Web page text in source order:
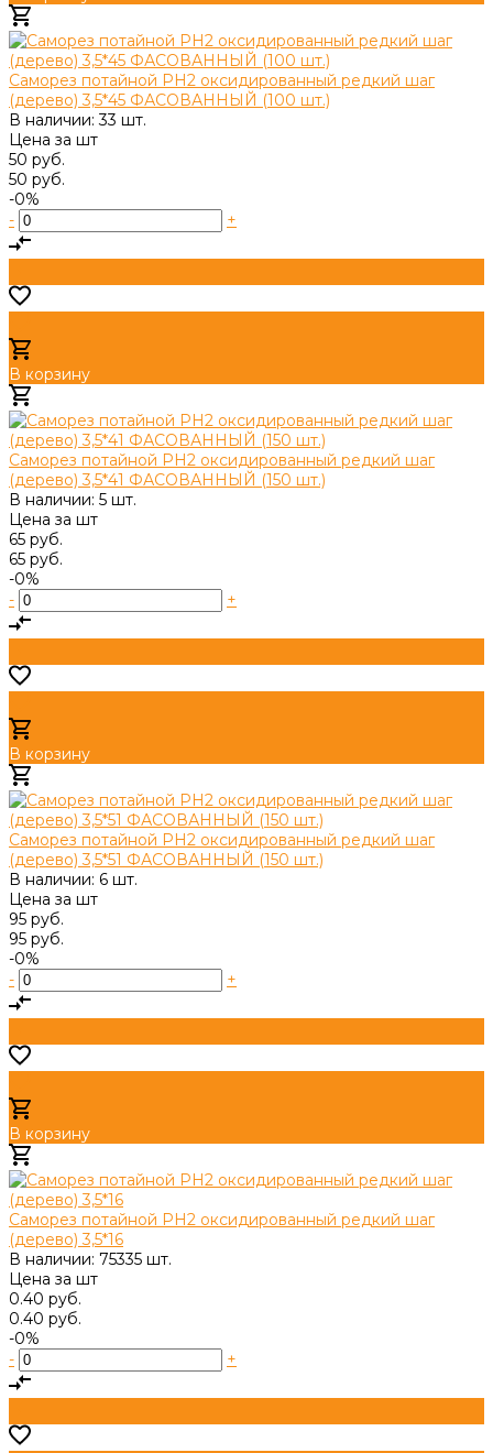
Саморез потайной PH2 оксидированный редкий шаг
(дерево) 3,5*45 ФАСОВАННЫЙ (100 шт.)
В наличии: 33 шт.
Цена за шт
50 руб.
50 руб.
-0%
-
+
В корзину
Саморез потайной PH2 оксидированный редкий шаг
(дерево) 3,5*41 ФАСОВАННЫЙ (150 шт.)
В наличии: 5 шт.
Цена за шт
65 руб.
65 руб.
-0%
-
+
В корзину
Саморез потайной PH2 оксидированный редкий шаг
(дерево) 3,5*51 ФАСОВАННЫЙ (150 шт.)
В наличии: 6 шт.
Цена за шт
95 руб.
95 руб.
-0%
-
+
В корзину
Саморез потайной PH2 оксидированный редкий шаг
(дерево) 3,5*16
В наличии: 75335 шт.
Цена за шт
0.40 руб.
0.40 руб.
-0%
-
+